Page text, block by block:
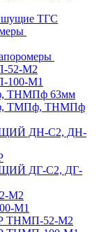
ТГС
М2
М1
ТНМПф 63мм
ТМПф, ТНМПф
ДН-С2, ДН-
ДГ-С2, ДГ-
М2
М1
ТНМП-52-М2